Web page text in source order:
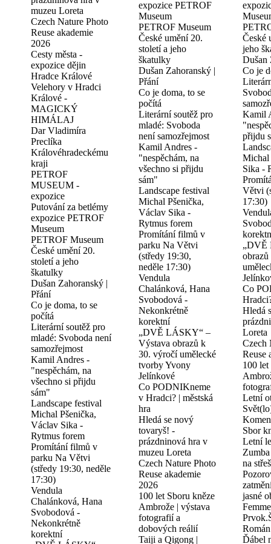
muzeu Loreta
Czech Nature Photo
Reuse akademie
2026
Cesty města -
expozice dějin
Hradce Králové
Velehory v Hradci
Králové -
MAGICKÝ
HIMÁLAJ
Dar Vladimíra
Preclíka
Královéhradeckému
kraji
PETROF
MUSEUM -
expozice
Putování za betlémy
expozice PETROF
Museum
PETROF Museum
České umění 20.
století a jeho
škatulky
Dušan Zahoranský |
Přání
Co je doma, to se
počítá
Literární soutěž pro
mladé: Svoboda není
samozřejmost
Kamil Andres -
"nespěchám, na
všechno si přijdu
sám"
Landscape festival
Michal Pšenička,
Václav Sika -
Rytmus forem
Promítání filmů v
parku Na Větvi
(středy 19:30, neděle
17:30)
Vendula
Chalánková, Hana
Svobodová -
Nekonkrétně
korektní
expozice PETROF
Museum
PETROF Museum
České umění 20.
století a jeho
škatulky
Dušan Zahoranský |
Přání
Co je doma, to se
počítá
Literární soutěž pro
mladé: Svoboda
není samozřejmost
Kamil Andres -
"nespěchám, na
všechno si přijdu
sám"
Landscape festival
Michal Pšenička,
Václav Sika -
Rytmus forem
Promítání filmů v
parku Na Větvi
(středy 19:30,
neděle 17:30)
Vendula
Chalánková, Hana
Svobodová -
Nekonkrétně
korektní
„DVĚ LÁSKY“ –
Výstava obrazů k
30. výročí umělecké
tvorby Yvony
Jelínkové
Co PODNIKneme
v Hradci? | městská
hra
Hledá se nový
tovaryš! -
prázdninová hra v
muzeu Loreta
Czech Nature Photo
Reuse akademie
2026
100 let Sboru kněze
Ambrože | výstava
fotografií a
dobových reálií
Taiji a Qigong |
České
jeho
Dušan
Co je
Kamil
přijdu
Michal
Sika -
Větvi
17:30)
„DVĚ
Co
Hledá
Loreta
Czech
Reuse
100 let
Letní
Sbor
Letní
na
jasné
Ďábel